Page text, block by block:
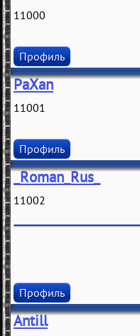
11000
Профиль
PaXan
11001
Профиль
_Roman_Rus_
11002
Профиль
Antill